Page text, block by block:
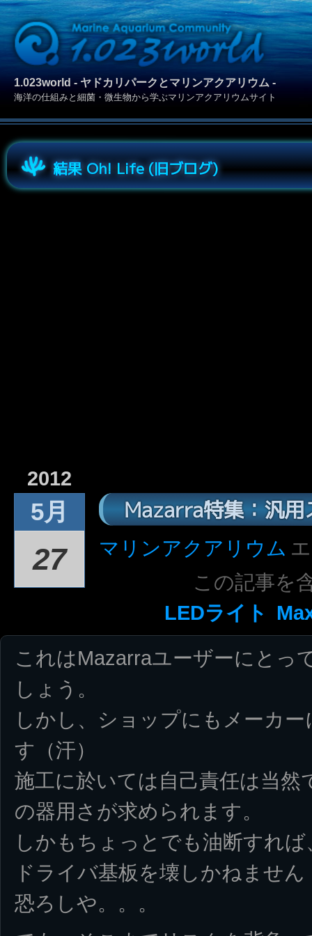
1.023world - ヤドカリパークとマリンアクアリウム -
海洋の仕組みと細菌・微生物から学ぶマリンアクアリウムサイト
結果 Oh! Life (旧ブログ)
2012
5月
27
Mazarra特集：汎用
マリンアクアリウム
この記事を
LEDライト
これはMazarraユーザーにとっ
しょう。
しかし、ショップにもメーカ
す（汗）
施工に於いては自己責任は当然
の器用さが求められます。
しかもちょっとでも油断すれ
ドライバ基板を壊しかねません
恐ろしや。。。